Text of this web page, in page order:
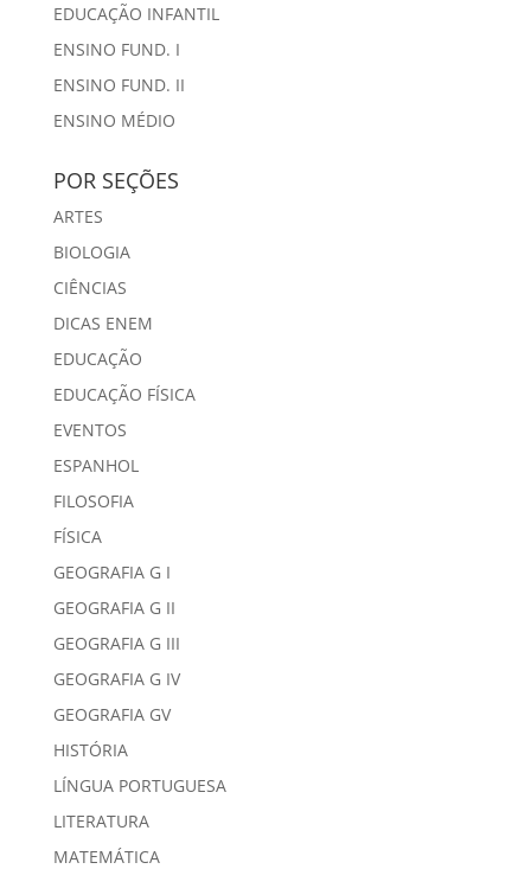
EDUCAÇÃO INFANTIL
ENSINO FUND. I
ENSINO FUND. II
ENSINO MÉDIO
POR SEÇÕES
ARTES
BIOLOGIA
CIÊNCIAS
DICAS ENEM
EDUCAÇÃO
EDUCAÇÃO FÍSICA
EVENTOS
ESPANHOL
FILOSOFIA
FÍSICA
GEOGRAFIA G I
GEOGRAFIA G II
GEOGRAFIA G III
GEOGRAFIA G IV
GEOGRAFIA GV
HISTÓRIA
LÍNGUA PORTUGUESA
LITERATURA
MATEMÁTICA